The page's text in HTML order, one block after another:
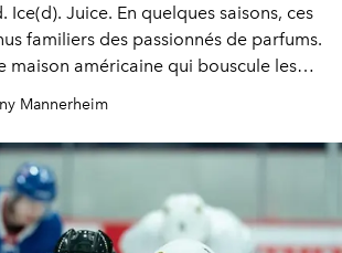
Ice(d). Juice. En quelques saisons, ces
familiers des passionnés de parfums.
maison américaine qui bouscule les
intuitive que personnelle :
Mannerheim